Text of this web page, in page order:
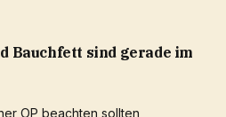
Bauchfett sind gerade im